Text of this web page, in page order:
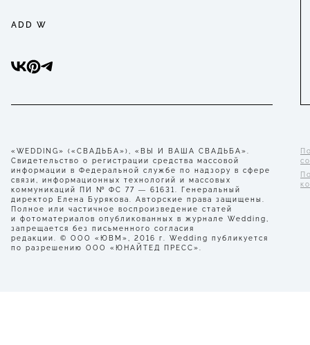
ADD W
«WEDDING» («СВАДЬБА»), «ВЫ И ВАША СВАДЬБА».
Свидетельство о регистрации средства массовой
информации в Федеральной службе по надзору в сфере
связи, информационных технологий и массовых
коммуникаций ПИ № ФС 77 — 61631. Генеральный
директор Елена Бурякова. Авторские права защищены.
Полное или частичное воспроизведение статей
и фотоматериалов опубликованных в журнале Wedding,
запрещается без письменного согласия
редакции. © ООО «ЮВМ», 2016 г. Wedding публикуется
по разрешению ООО «ЮНАЙТЕД ПРЕСС».